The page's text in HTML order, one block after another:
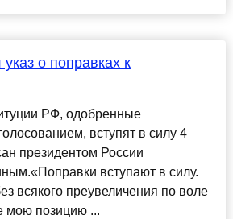
о поправках к
РФ, одобренные
вступят в силу 4
президентом России
вступают в силу.
всякого преувеличения по воле
мою позицию ...